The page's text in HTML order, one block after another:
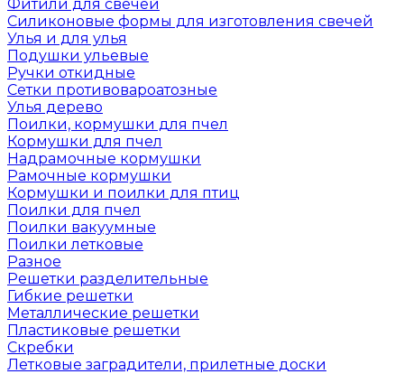
Фитили для свечей
Силиконовые формы для изготовления свечей
Улья и для улья
Подушки ульевые
Ручки откидные
Сетки противовароатозные
Улья дерево
Поилки, кормушки для пчел
Кормушки для пчел
Надрамочные кормушки
Рамочные кормушки
Кормушки и поилки для птиц
Поилки для пчел
Поилки вакуумные
Поилки летковые
Разное
Решетки разделительные
Гибкие решетки
Металлические решетки
Пластиковые решетки
Скребки
Летковые заградители, прилетные доски